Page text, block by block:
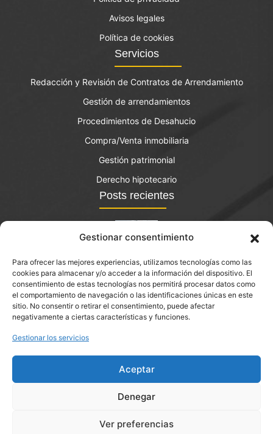
Gestionar consentimiento
Para ofrecer las mejores experiencias, utilizamos tecnologías como las
cookies para almacenar y/o acceder a la información del dispositivo. El
consentimiento de estas tecnologías nos permitirá procesar datos como
el comportamiento de navegación o las identificaciones únicas en este
sitio. No consentir o retirar el consentimiento, puede afectar
negativamente a ciertas características y funciones.
Gestionar los servicios
Aceptar
Denegar
Ver preferencias
Avisos legales
Política de cookies
Servicios
Redacción y Revisión de Contratos de Arrendamiento
Gestión de arrendamientos
Procedimientos de Desahucio
Compra/Venta inmobiliaria
Gestión patrimonial
Derecho hipotecario
Posts recientes
El bono joven de vivienda: qué es y quién lo puede
solicitar?
septiembre 14, 2023